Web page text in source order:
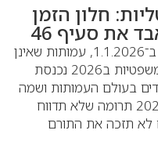
חלון הזמן
את סעיף 46
רפורמה חסרת תקדים תיכנס לתוקף ב־1.1.2026, עמותות שאינן
ערוכות חשופות לסנקציות כלכליות ומשפטיות ב2026 נכנסת
בעולם העמותות ושמה
"תרומות ישראל": החל מ־ 1 בינואר 2026 תרומה שלא תדווח
תזכה את התורם